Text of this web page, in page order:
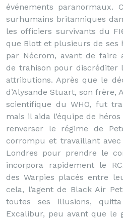
événements paranormaux.
surhumains britanniques
les officiers survivants du
que Blott et plusieurs de ses
par Nécrom, avant de faire
de trahison pour discréditer
attributions. Après que le
d’Alysande Stuart, son
scientifique du WHO, fut
mais il aida l’équipe de
renverser le régime de
corrompu et travaillant
Londres pour prendre le
incorpora rapidement le
des Warpies placés entre
cela, l’agent de Black Air
toutes ses illusions,
Excalibur, peu avant que le